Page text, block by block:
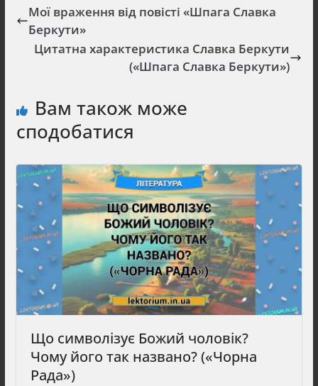
Мої враження від повісті «Шпага Славка
Беркути»
Цитатна характеристика Славка Беркути
(«Шпага Славка Беркути»)
Вам також може
сподобатися
Що символізує Божий чоловік?
Чому його так названо? («Чорна
Рада»)